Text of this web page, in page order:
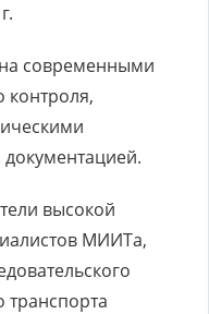
современными
высокой
МИИТа,
транспорта